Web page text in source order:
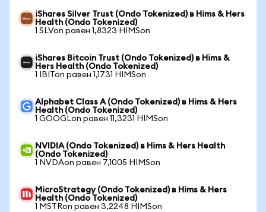
iShares Silver Trust (Ondo Tokenized) в Hims & Hers
Health (Ondo Tokenized)
1 SLVon равен 1,8323 HIMSon
iShares Bitcoin Trust (Ondo Tokenized) в Hims &
Hers Health (Ondo Tokenized)
1 IBITon равен 1,1731 HIMSon
Alphabet Class A (Ondo Tokenized) в Hims & Hers
Health (Ondo Tokenized)
1 GOOGLon равен 11,3231 HIMSon
NVIDIA (Ondo Tokenized) в Hims & Hers Health
(Ondo Tokenized)
1 NVDAon равен 7,1005 HIMSon
MicroStrategy (Ondo Tokenized) в Hims & Hers
Health (Ondo Tokenized)
1 MSTRon равен 3,2248 HIMSon